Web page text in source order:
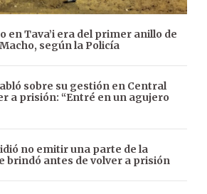
en Tava’i era del primer anillo de
según la Policía
sobre su gestión en Central
a prisión: “Entré en un agujero
no emitir una parte de la
brindó antes de volver a prisión